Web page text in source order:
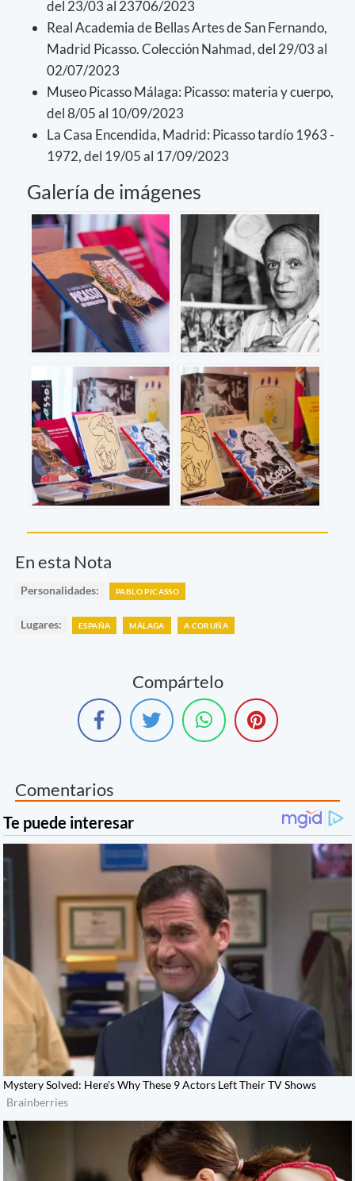
del 23/03 al 23706/2023
Real Academia de Bellas Artes de San Fernando,
Madrid Picasso. Colección Nahmad, del 29/03 al
02/07/2023
Museo Picasso Málaga: Picasso: materia y cuerpo,
del 8/05 al 10/09/2023
La Casa Encendida, Madrid: Picasso tardío 1963 -
1972, del 19/05 al 17/09/2023
Galería de imágenes
En esta Nota
Personalidades: PABLO PICASSO
Lugares: ESPAÑA MÁLAGA A CORUÑA
Compártelo
Comentarios